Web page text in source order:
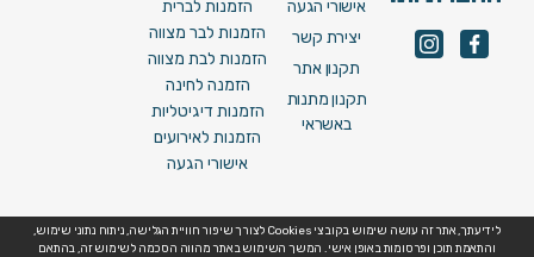
אישורי הגעה
יצירת קשר
תקנון אתר
תקנון מתנות
באשראי
הזמנות לברית
הזמנות לבר מצווה
הזמנות לבת מצווה
הזמנה לחינה
הזמנות דיגיטליות
הזמנות לאירועים
אישורי הגעה
לידיעתך, אתר זה עושה שימוש בקובצי Cookies לצורך שיפור חוויית הגלישה, ניתוח נתוני שימוש,
והתאמת תוכן ופרסומות באופן אישי. המשך השימוש באתר מהווה הסכמה לשימוש זה, בהתאם